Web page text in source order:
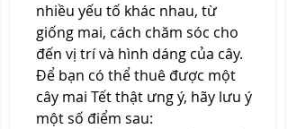
nhiều yếu tố khác nhau, từ
giống mai, cách chăm sóc cho
đến vị trí và hình dáng của cây.
Để bạn có thể thuê được một
cây mai Tết thật ưng ý, hãy lưu ý
một số điểm sau: